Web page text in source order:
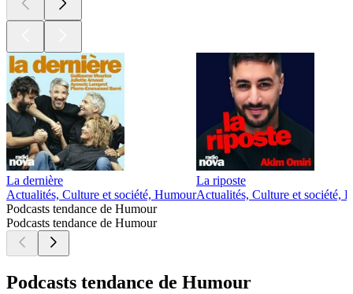
La dernière
Actualités, Culture et société, Humour
La riposte
Actualités, Culture et société,
Podcasts tendance de Humour
Podcasts tendance de Humour
Podcasts tendance de Humour